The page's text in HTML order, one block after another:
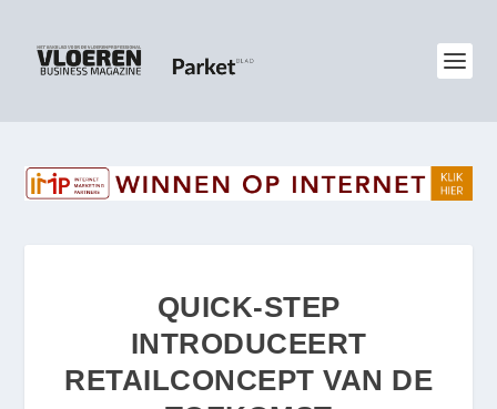
QUICK-STEP
INTRODUCEERT
RETAILCONCEPT VAN DE